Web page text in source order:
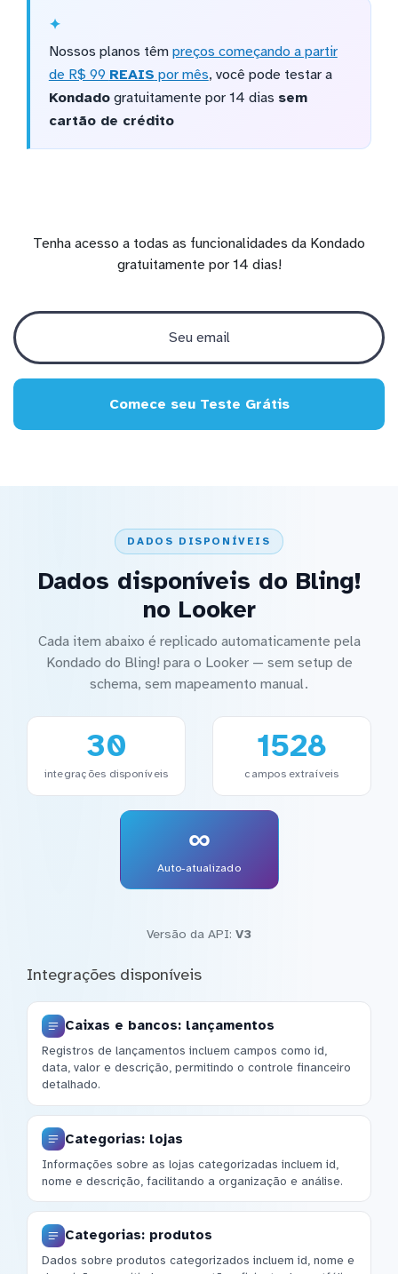
Nossos planos têm preços começando a partir
de R$ 99 REAIS por mês, você pode testar a
Kondadogratuitamente por 14 dias sem
cartão de crédito
Tenha acesso a todas as funcionalidades da Kondado
gratuitamente por 14 dias!
Comece seu Teste Grátis
DADOS DISPONÍVEIS
Dados disponíveis do Bling!
no Looker
Cada item abaixo é replicado automaticamente pela
Kondado do Bling! para o Looker — sem setup de
schema, sem mapeamento manual.
30
integrações disponíveis
1528
campos extraíveis
∞
Auto-atualizado
Versão da API: V3
Integrações disponíveis
Caixas e bancos: lançamentos
Registros de lançamentos incluem campos como id,
data, valor e descrição, permitindo o controle financeiro
detalhado.
Categorias: lojas
Informações sobre as lojas categorizadas incluem id,
nome e descrição, facilitando a organização e análise.
Categorias: produtos
Dados sobre produtos categorizados incluem id, nome e